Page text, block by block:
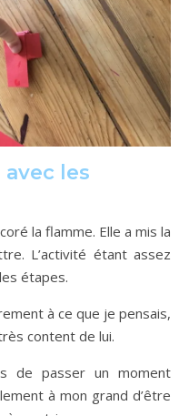
les
la flamme. Elle a mis la
L’activité étant assez
étapes.
à ce que je pensais,
content de lui.
de passer un moment
à mon grand d’être